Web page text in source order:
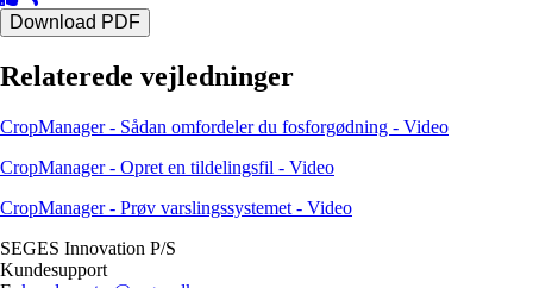
Download PDF
Relaterede vejledninger
CropManager - Sådan omfordeler du fosforgødning - Video
CropManager - Opret en tildelingsfil - Video
CropManager - Prøv varslingssystemet - Video
SEGES Innovation P/S
Kundesupport